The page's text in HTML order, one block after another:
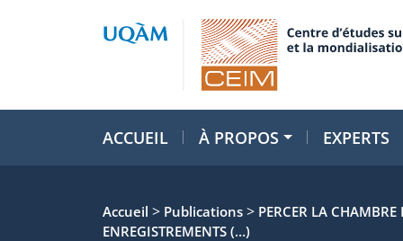
ACCUEIL À PROPOS EXPERTS
Accueil > Publications > PERCER LA
ENREGISTREMENTS (…)